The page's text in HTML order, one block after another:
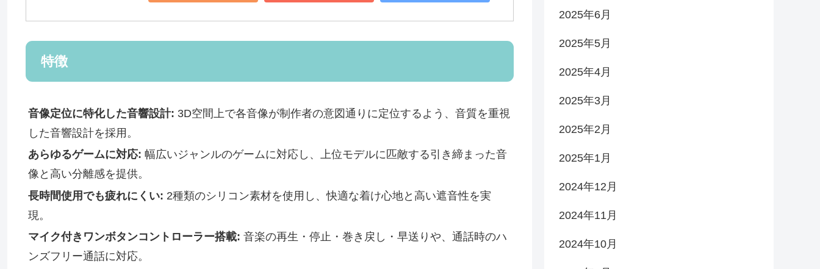
特徴
音像定位に特化した音響設計: 3D空間上で各音像が制作者の意図通りに定位するよう、音質を重視
した音響設計を採用。
あらゆるゲームに対応: 幅広いジャンルのゲームに対応し、上位モデルに匹敵する引き締まった音
像と高い分離感を提供。
長時間使用でも疲れにくい: 2種類のシリコン素材を使用し、快適な着け心地と高い遮音性を実
現。
マイク付きワンボタンコントローラー搭載: 音楽の再生・停止・巻き戻し・早送りや、通話時のハ
ンズフリー通話に対応。
2025年6月
2025年5月
2025年4月
2025年3月
2025年2月
2025年1月
2024年12月
2024年11月
2024年10月